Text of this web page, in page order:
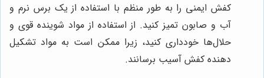
کفش ایمنی را به طور منظم با استفاده از یک برس نرم و
آب و صابون تمیز کنید. از استفاده از مواد شوینده قوی و
حلال‌ها خودداری کنید، زیرا ممکن است به مواد تشکیل
دهنده کفش آسیب برسانند.